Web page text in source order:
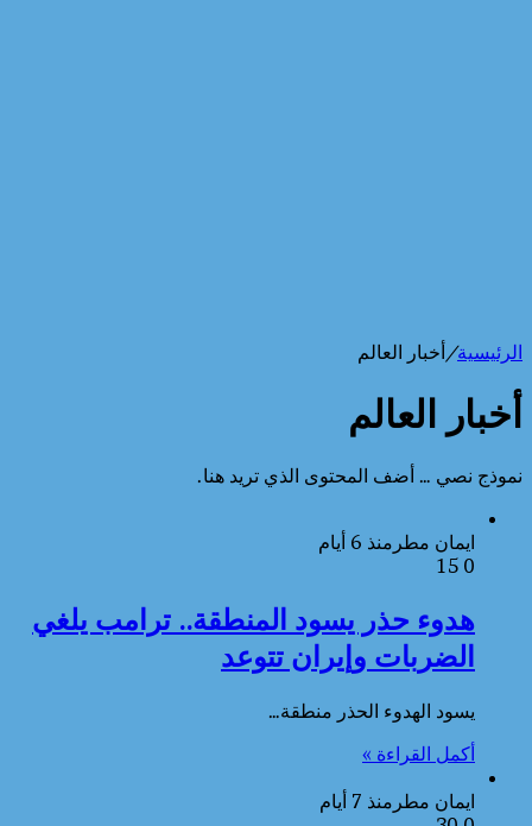
الرئيسية/أخبار العالم
أخبار العالم
نموذج نصي … أضف المحتوى الذي تريد هنا.
ايمان مطر منذ 6 أيام
0
هدوء حذر يسود المنطقة.. ترامب يلغي
الضربات وإيران تتوعد
يسود الهدوء الحذر منطقة…
أكمل القراءة »
ايمان مطر منذ 7 أيام